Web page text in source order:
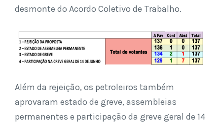
desmonte do Acordo Coletivo de Trabalho.
Além da rejeição, os petroleiros também
aprovaram estado de greve, assembleias
permanentes e participação da greve geral de 14